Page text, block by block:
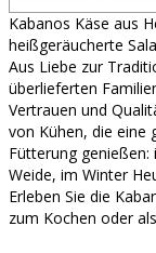
Kabanos Käse aus
heißgeräucherte
Aus Liebe zur
überlieferten
Vertrauen und
von Kühen, die eine
Fütterung
Weide, im Winter
Erleben Sie die
zum Kochen oder